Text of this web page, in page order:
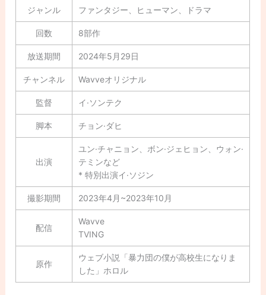
ジャンル ファンタジー、ヒューマン、ドラマ
回数 8部作
放送期間 2024年5月29日
チャンネル Wavveオリジナル
監督 イ·ソンテク
脚本 チョン·ダヒ
出演
ユン·チャニョン、ボン·ジェヒョン、ウォン·
テミンなど
* 特別出演イ·ソジン
撮影期間 2023年4月~2023年10月
配信
Wavve
TVING
原作
ウェブ小説「暴力団の僕が高校生になりま
した」ホロル